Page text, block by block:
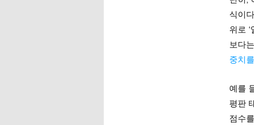
식이
위로
보다
중치
예를
평판
점수